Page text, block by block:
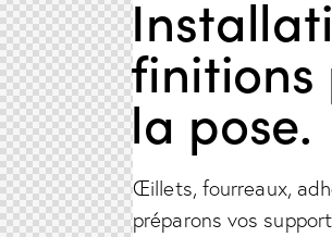
finitions
la pose.
Œillets, fourreaux,
préparons vos